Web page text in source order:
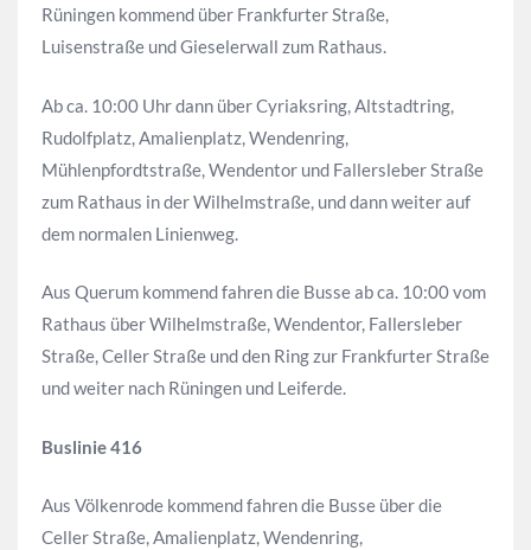
Rüningen kommend über Frankfurter Straße,
Luisenstraße und Gieselerwall zum Rathaus.
Ab ca. 10:00 Uhr dann über Cyriaksring, Altstadtring,
Rudolfplatz, Amalienplatz, Wendenring,
Mühlenpfordtstraße, Wendentor und Fallersleber Straße
zum Rathaus in der Wilhelmstraße, und dann weiter auf
dem normalen Linienweg.
Aus Querum kommend fahren die Busse ab ca. 10:00 vom
Rathaus über Wilhelmstraße, Wendentor, Fallersleber
Straße, Celler Straße und den Ring zur Frankfurter Straße
und weiter nach Rüningen und Leiferde.
Buslinie 416
Aus Völkenrode kommend fahren die Busse über die
Celler Straße, Amalienplatz, Wendenring,